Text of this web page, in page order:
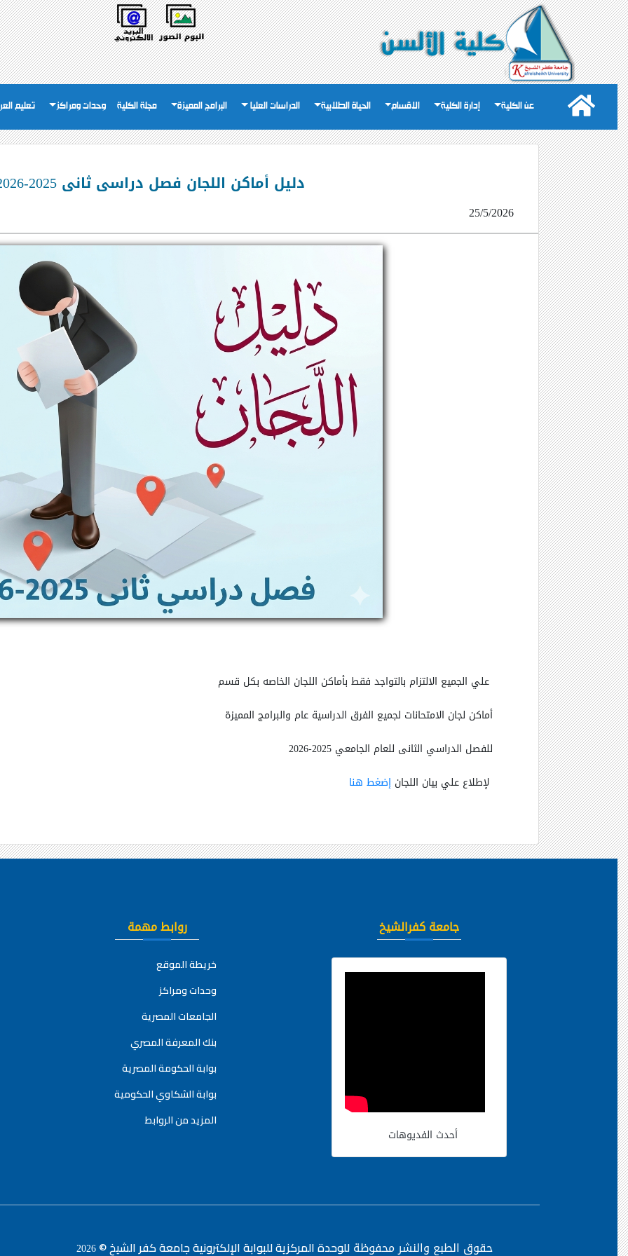
عن الكلية إدارة الكلية الاقسام الحياة الطلابية الدراسات العليا البرامج المميزة مجلة الكلية وحدات ومراكز تعليم
دليل أماكن اللجان فصل دراسى ثانى 2025-2026
25/5/2026
علي الجميع الالتزام بالتواجد فقط بأماكن اللجان الخاصه بكل قسم
أماكن لجان الامتحانات لجميع الفرق الدراسية عام والبرامج المميزة
للفصل الدراسي الثانى للعام الجامعي 2025-2026
لإطلاع علي بيان اللجانإضغط هنا
جامعة كفرالشيخ
أحدث الفديوهات
روابط مهمة
خريطة الموقع
وحدات ومراكز
الجامعات المصرية
بنك المعرفة المصري
بوابة الحكومة المصرية
بوابة الشكاوي الحكومية
المزيد من الروابط
حقوق الطبع والنشر محفوظةللوحدة المركزية للبوابة الإلكترونية جامعة كفر الشيخ ©2026